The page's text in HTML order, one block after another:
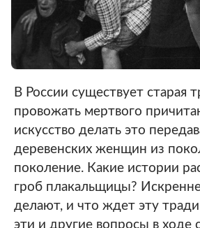
В России существует старая
провожать мертвого
искусство делать это
деревенских женщин из
поколение. Какие истории
гроб плакальщицы?
делают, и что ждет эту
эти и другие вопросы в ходе